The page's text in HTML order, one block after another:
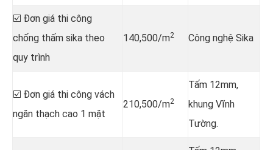
☑️ Đơn giá thi công
chống thấm sika theo
quy trình
140,500/m2 Công nghệ Sika
☑️ Đơn giá thi công vách
ngăn thạch cao 1 mặt
210,500/m2
Tấm 12mm,
khung Vĩnh
Tường.